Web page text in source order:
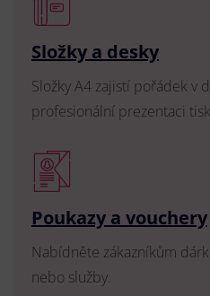
Složky a desky
Složky A4 zajistí pořádek v
profesionální prezentaci
Poukazy a vouchery
Nabídněte zákazníkům
nebo služby.